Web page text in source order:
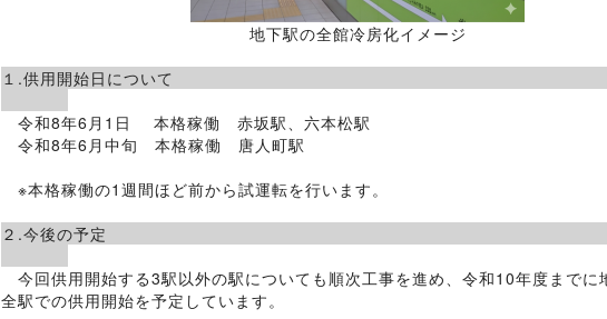
地下駅の全館冷房化イメージ
１.供用開始日につ
令和8年6月1日 本格稼働 赤坂駅、六本松駅
令和8年6月中旬 本格稼働 唐人町駅
※本格稼働の1週間ほど前から試運転を行います。
２.今後の予
今回供用開始する3駅以外の駅についても順次工事を進め、令和10年度までに
全駅での供用開始を予定しています。